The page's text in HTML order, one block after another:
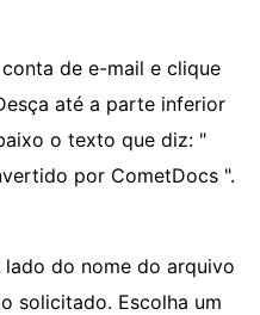
de e-mail e clique
até a parte inferior
o texto que diz: "
por CometDocs ".
do nome do arquivo
solicitado. Escolha um